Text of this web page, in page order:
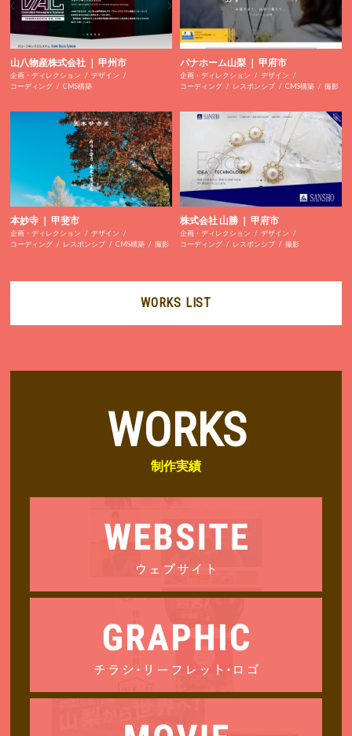
山八物産株式会社 ｜ 甲州市
企画・ディレクション
デザイン
コーディング
CMS構築
パナホーム山梨 ｜ 甲府市
企画・ディレクション
デザイン
コーディング
レスポンシブ CMS構築 撮影
本妙寺 ｜ 甲斐市
企画・ディレクション
デザイン
コーディング
レスポンシブ CMS構築 撮影
株式会社 山勝 ｜ 甲府市
企画・ディレクション
デザイン
コーディング
レスポンシブ 撮影
WORKS LIST
WORKS
制作実績